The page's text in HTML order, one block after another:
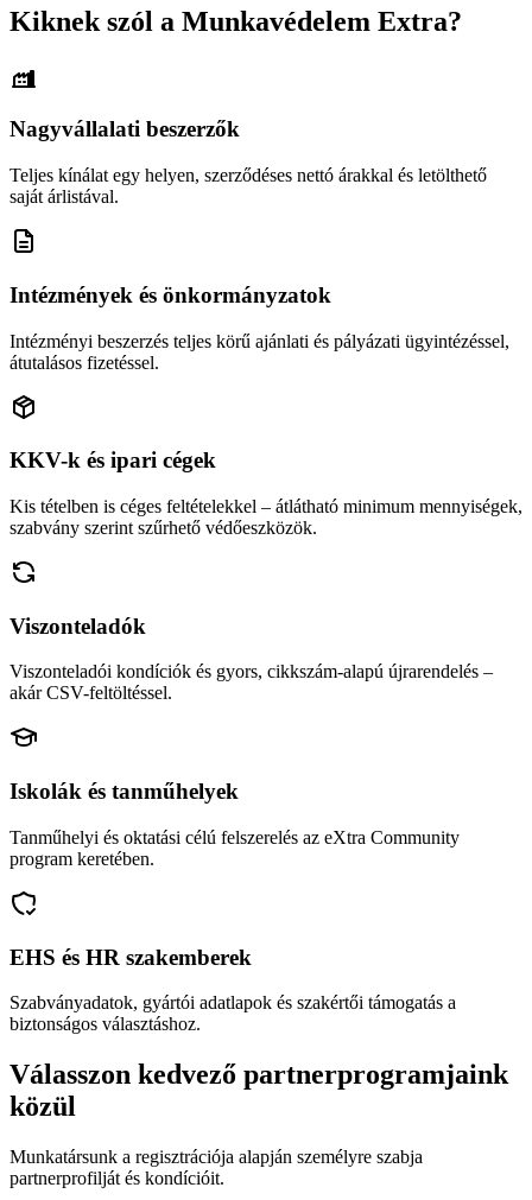
Kiknek szól a Munkavédelem Extra?
Nagyvállalati beszerzők
Teljes kínálat egy helyen, szerződéses nettó árakkal és letölthető
saját árlistával.
Intézmények és önkormányzatok
Intézményi beszerzés teljes körű ajánlati és pályázati ügyintézéssel,
átutalásos fizetéssel.
KKV-k és ipari cégek
Kis tételben is céges feltételekkel – átlátható minimum mennyiségek,
szabvány szerint szűrhető védőeszközök.
Viszonteladók
Viszonteladói kondíciók és gyors, cikkszám-alapú újrarendelés –
akár CSV-feltöltéssel.
Iskolák és tanműhelyek
Tanműhelyi és oktatási célú felszerelés az eXtra Community
program keretében.
EHS és HR szakemberek
Szabványadatok, gyártói adatlapok és szakértői támogatás a
biztonságos választáshoz.
Válasszon kedvező partnerprogramjaink
közül
Munkatársunk a regisztrációja alapján személyre szabja
partnerprofilját és kondícióit.